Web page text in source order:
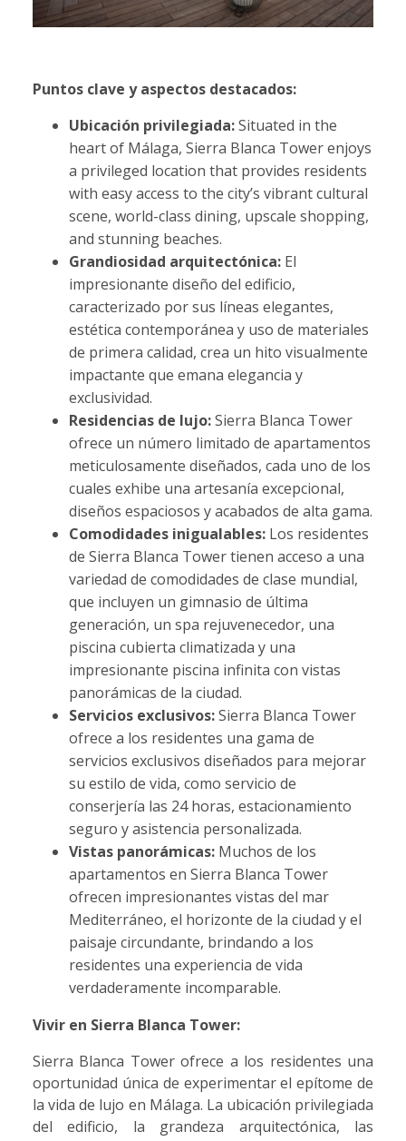
Puntos clave y aspectos destacados:
Ubicación privilegiada:Situated in the
heart of Málaga, Sierra Blanca Tower enjoys
a privileged location that provides residents
with easy access to the city’s vibrant cultural
scene, world-class dining, upscale shopping,
and stunning beaches.
Grandiosidad arquitectónica:El
impresionante diseño del edificio,
caracterizado por sus líneas elegantes,
estética contemporánea y uso de materiales
de primera calidad, crea un hito visualmente
impactante que emana elegancia y
exclusividad.
Residencias de lujo:Sierra Blanca Tower
ofrece un número limitado de apartamentos
meticulosamente diseñados, cada uno de los
cuales exhibe una artesanía excepcional,
diseños espaciosos y acabados de alta gama.
Comodidades inigualables:Los residentes
de Sierra Blanca Tower tienen acceso a una
variedad de comodidades de clase mundial,
que incluyen un gimnasio de última
generación, un spa rejuvenecedor, una
piscina cubierta climatizada y una
impresionante piscina infinita con vistas
panorámicas de la ciudad.
Servicios exclusivos:Sierra Blanca Tower
ofrece a los residentes una gama de
servicios exclusivos diseñados para mejorar
su estilo de vida, como servicio de
conserjería las 24 horas, estacionamiento
seguro y asistencia personalizada.
Vistas panorámicas:Muchos de los
apartamentos en Sierra Blanca Tower
ofrecen impresionantes vistas del mar
Mediterráneo, el horizonte de la ciudad y el
paisaje circundante, brindando a los
residentes una experiencia de vida
verdaderamente incomparable.
Vivir en Sierra Blanca Tower:
Sierra Blanca Tower ofrece a los residentes una
oportunidad única de experimentar el epítome de
la vida de lujo en Málaga. La ubicación privilegiada
del edificio, la grandeza arquitectónica, las